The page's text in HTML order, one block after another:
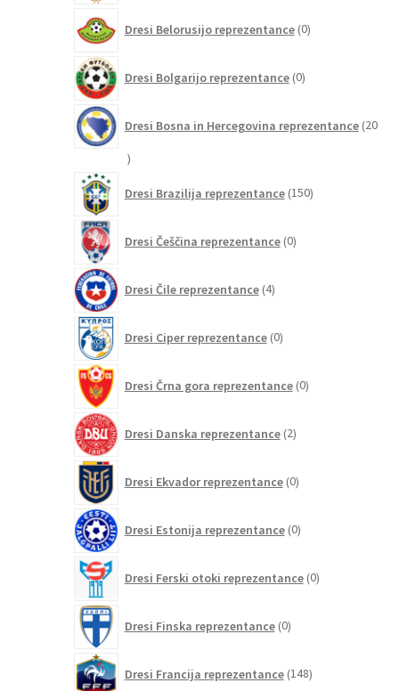
Dresi Belorusijo reprezentance 0izdelkov
Dresi Bolgarijo reprezentance 0izdelkov
Dresi Bosna in Hercegovina reprezentance 20
20
Dresi Brazilija reprezentance 150izdelkov
Dresi Češčina reprezentance 0izdelkov
Dresi Čile reprezentance 4izdelki
Dresi Ciper reprezentance 0izdelkov
Dresi Črna gora reprezentance 0izdelkov
Dresi Danska reprezentance 2izdelka
Dresi Ekvador reprezentance 0izdelkov
Dresi Estonija reprezentance 0izdelkov
Dresi Ferski otoki reprezentance 0izdelkov
Dresi Finska reprezentance 0izdelkov
Dresi Francija reprezentance 148izdelkov